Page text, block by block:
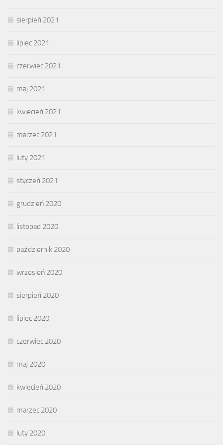
sierpień 2021
lipiec 2021
czerwiec 2021
maj 2021
kwiecień 2021
marzec 2021
luty 2021
styczeń 2021
grudzień 2020
listopad 2020
październik 2020
wrzesień 2020
sierpień 2020
lipiec 2020
czerwiec 2020
maj 2020
kwiecień 2020
marzec 2020
luty 2020